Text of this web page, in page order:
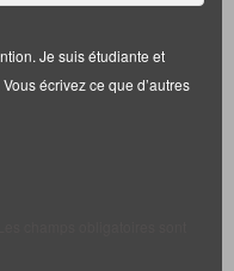
Je suis étudiante et
écrivez ce que d’autres